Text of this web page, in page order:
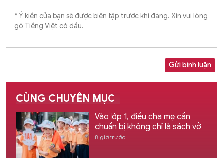
Gửi bình luận
CÙNG CHUYÊN MỤC
Vào lớp 1, điều cha mẹ cần
chuẩn bị không chỉ là sách vở
8 giờ trước